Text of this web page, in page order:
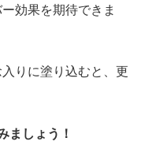
効果を期待できま
りに塗り込むと、更
ましょう！